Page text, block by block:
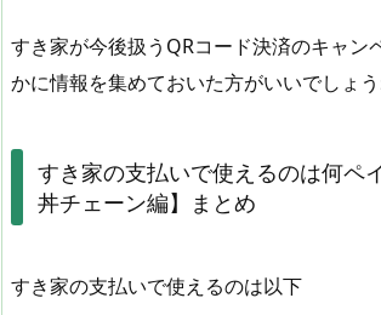
すき家が今後扱うQRコード決済のキャン
かに情報を集めておいた方がいいでしょう
すき家の支払いで使えるのは何ペ
丼チェーン編】まとめ
すき家の支払いで使えるのは以下